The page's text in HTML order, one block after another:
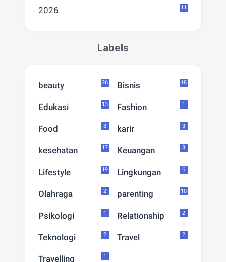
2026 11
Labels
beauty 26 Bisnis 18
Edukasi 13 Fashion 1
Food 8 karir 3
kesehatan 17 Keuangan 3
Lifestyle 19 Lingkungan 6
Olahraga 2 parenting 10
Psikologi 1 Relationship 2
Teknologi 2 Travel 2
Travelling 1